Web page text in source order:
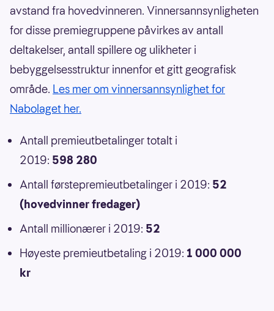
avstand fra hovedvinneren. Vinnersannsynligheten
for disse premiegruppene påvirkes av antall
deltakelser, antall spillere og ulikheter i
bebyggelsesstruktur innenfor et gitt geografisk
område. Les mer om vinnersannsynlighet for
Nabolaget her.
Antall premieutbetalinger totalt i
2019: 598 280
Antall førstepremieutbetalinger i 2019: 52
(hovedvinner fredager)
Antall millionærer i 2019: 52
Høyeste premieutbetaling i 2019: 1 000 000
kr